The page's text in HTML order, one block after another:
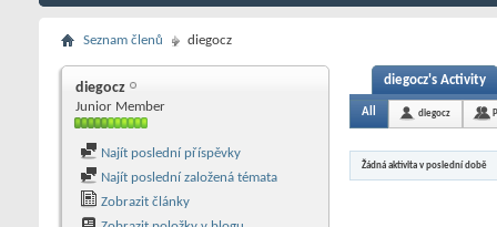
Seznam členů diegocz
diegocz
Junior Member
Najít poslední příspěvky
Najít poslední založená témata
Zobrazit články
diegocz's Activity
All diegocz
Žádná aktivita v poslední době